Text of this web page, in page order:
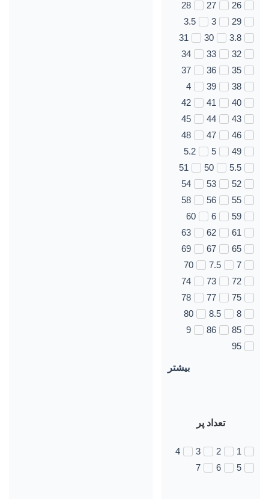
26
27
28
29
3
3.5
3.8
30
31
32
33
34
35
36
37
38
39
4
40
41
42
43
44
45
46
47
48
49
5
5.2
5.5
50
51
52
53
54
55
56
58
59
6
60
61
62
63
65
67
69
7
7.5
70
72
73
74
75
77
78
8
8.5
80
85
86
9
95
بیشتر
تعداد پر
1
2
3
4
5
6
7